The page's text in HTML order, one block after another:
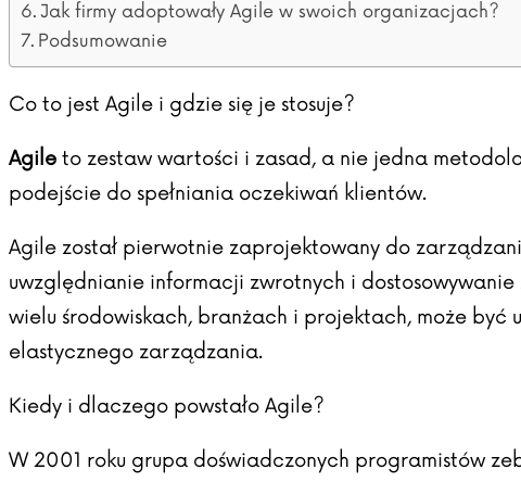
Jak firmy adoptowały Agile w swoich organizacjach?
Podsumowanie
Co to jest Agile i gdzie się je stosuje?
Agile to zestaw wartości i zasad, a nie jedna
podejście do spełniania oczekiwań klientów.
Agile został pierwotnie zaprojektowany do
uwzględnianie informacji zwrotnych i
wielu środowiskach, branżach i projektach, może
elastycznego zarządzania.
Kiedy i dlaczego powstało Agile?
W 2001 roku grupa doświadczonych programistów